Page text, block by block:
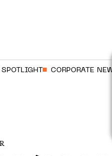
CORPORATE